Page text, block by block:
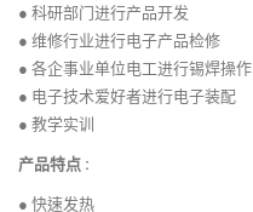
● 科研部门进行产品开发
● 维修行业进行电子产品检修
● 各企事业单位电工进行锡焊操作
● 电子技术爱好者进行电子装配
● 教学实训
产品特点 :
● 快速发热